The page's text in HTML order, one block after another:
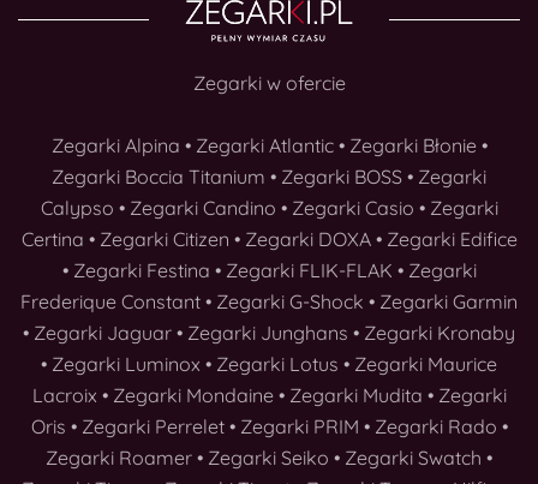
Zegarki w ofercie
Zegarki Alpina • Zegarki Atlantic• Zegarki Błonie•
Zegarki Boccia Titanium • Zegarki BOSS • Zegarki
Calypso • Zegarki Candino • Zegarki Casio • Zegarki
Certina • Zegarki Citizen • Zegarki DOXA• Zegarki Edifice
• Zegarki Festina • Zegarki FLIK-FLAK • Zegarki
Frederique Constant • Zegarki G-Shock • Zegarki Garmin
• Zegarki Jaguar • Zegarki Junghans • Zegarki Kronaby
• Zegarki Luminox • Zegarki Lotus • Zegarki Maurice
Lacroix • Zegarki Mondaine• Zegarki Mudita • Zegarki
Oris • Zegarki Perrelet• Zegarki PRIM • Zegarki Rado •
Zegarki Roamer • Zegarki Seiko • Zegarki Swatch •